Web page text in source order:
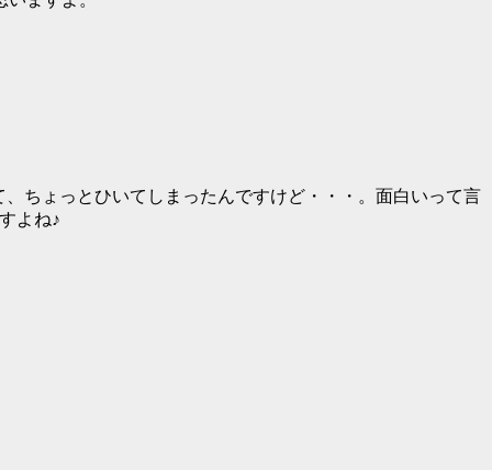
ちょっとひいてしまったんですけど・・・。面白いって言
よね♪